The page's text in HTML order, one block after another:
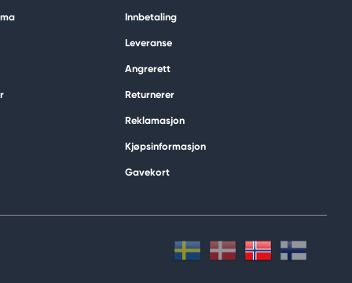
Innbetaling
Leveranse
Angrerett
Returnerer
Reklamasjon
Kjøpsinformasjon
Gavekort